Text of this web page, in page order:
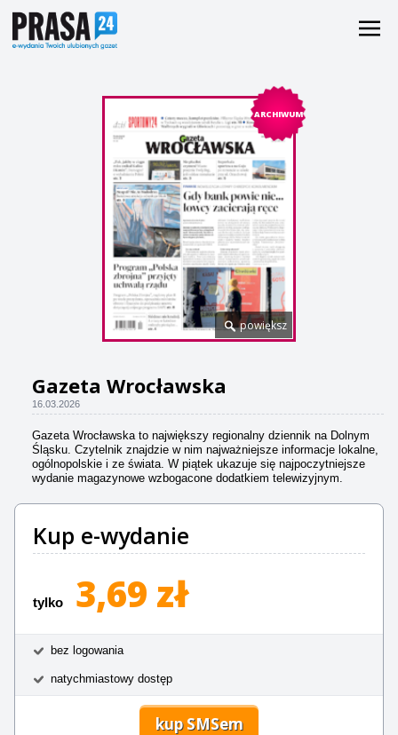
ARCHIWUM
powiększ
Gazeta Wrocławska
16.03.2026
Gazeta Wrocławska to największy regionalny dziennik na Dolnym
Śląsku. Czytelnik znajdzie w nim najważniejsze informacje lokalne,
ogólnopolskie i ze świata. W piątek ukazuje się najpoczytniejsze
wydanie magazynowe wzbogacone dodatkiem telewizyjnym.
Kup e-wydanie
tylko 3,69 zł
bez logowania
natychmiastowy dostęp
kup SMSem